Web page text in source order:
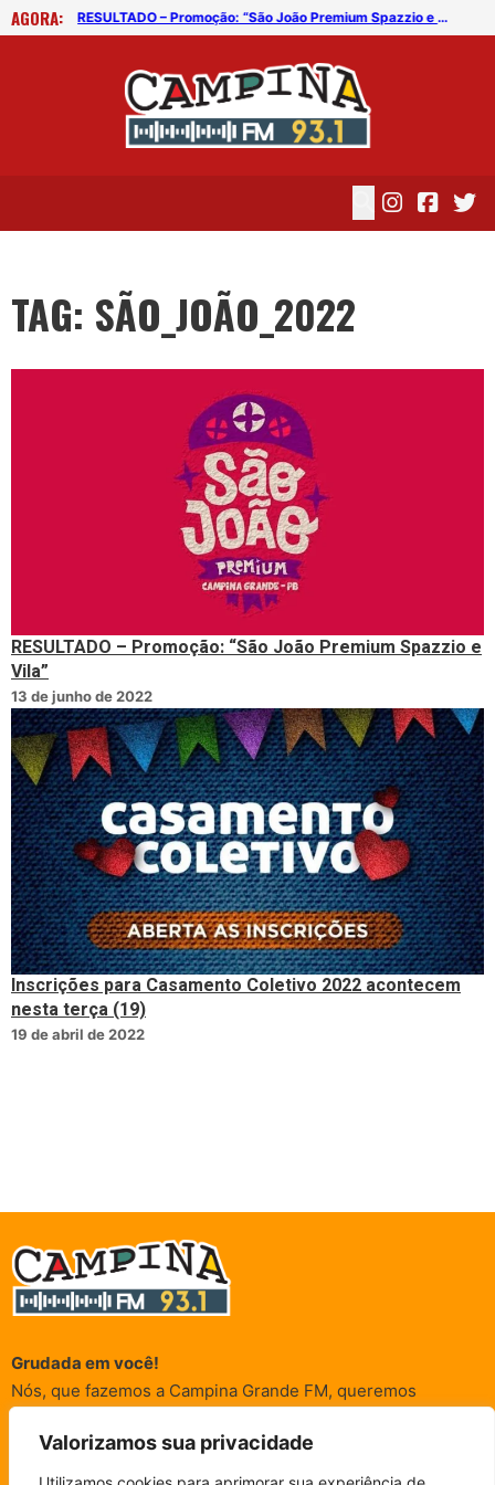
Valorizamos sua privacidade
AGORA:
Inscrições para Casamento Coletivo 2022 acontecem nesta terça (19) RESULTADO – Promoção: “São João Premium Spazzio e Vila”
TAG: SÃO_JOÃO_2022
RESULTADO – Promoção: “São João Premium Spazzio e
Vila”
13 de junho de 2022
Inscrições para Casamento Coletivo 2022 acontecem
nesta terça (19)
19 de abril de 2022
Grudada em você!
Nós, que fazemos a Campina Grande FM, queremos
acompanham sempre. É para vocês que a Rádio existe e por
vocês que as informações (informativas, de entretenimento,